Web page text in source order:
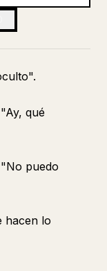
qué
puedo
hacen lo